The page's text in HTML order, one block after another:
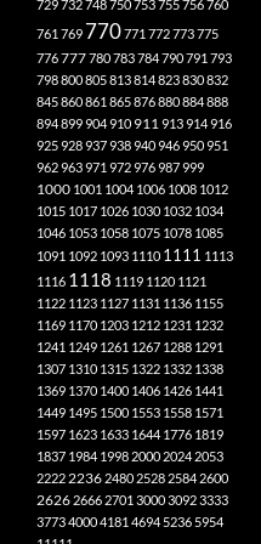
729732748750753755756760
761 769 770771 772773775
776777780783784790791 793
798800805813814823830832
845860861 865876880884888
894899904910 911 913914916
925928937938940946950951
962963971 972976987999
1000 1001 1004 1006 1008 1012
1015 1017 1026 1030 1032 1034
1046 1053 1058 1075 1078 1085
1091 1092 1093 1110 1111 1113
1116 1118 1119 1120 1121
1122 1123 1127 1131 1136 1155
1169 1170 1203 1212 1231 1232
1241 1249 1261 1267 1288 1291
1307 1310 1315 1322 1332 1338
1369 1370 1400 1406 1426 1441
1449 1495 1500 1553 1558 1571
1597 1623 1633 1644 1776 1819
1837 1984 1998 2000 2024 2053
2222 2236 2480 2528 2584 2600
2626 2666 2701 300030923333
377340004181 4694 5236 5954